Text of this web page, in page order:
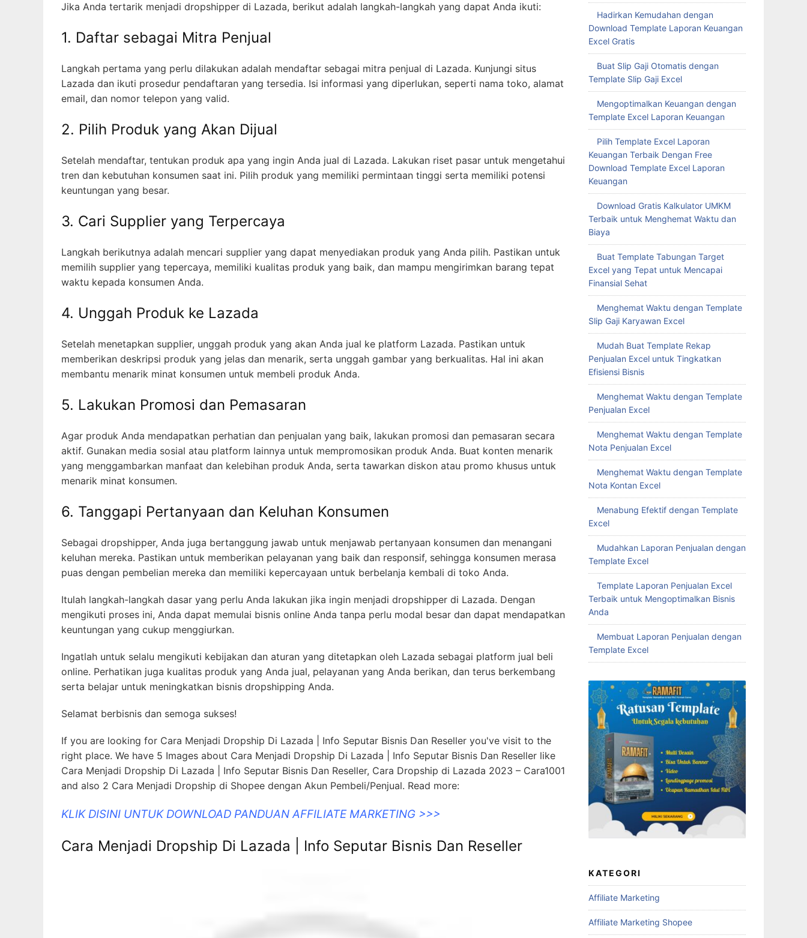
Jika Anda tertarik menjadi dropshipper di Lazada, berikut adalah langkah-langkah yang dapat Anda ikuti:
1. Daftar sebagai Mitra Penjual
Langkah pertama yang perlu dilakukan adalah mendaftar sebagai mitra penjual di Lazada. Kunjungi situs
Lazada dan ikuti prosedur pendaftaran yang tersedia. Isi informasi yang diperlukan, seperti nama toko, alamat
email, dan nomor telepon yang valid.
2. Pilih Produk yang Akan Dijual
Setelah mendaftar, tentukan produk apa yang ingin Anda jual di Lazada. Lakukan riset pasar untuk mengetahui
tren dan kebutuhan konsumen saat ini. Pilih produk yang memiliki permintaan tinggi serta memiliki potensi
keuntungan yang besar.
3. Cari Supplier yang Terpercaya
Langkah berikutnya adalah mencari supplier yang dapat menyediakan produk yang Anda pilih. Pastikan untuk
memilih supplier yang tepercaya, memiliki kualitas produk yang baik, dan mampu mengirimkan barang tepat
waktu kepada konsumen Anda.
4. Unggah Produk ke Lazada
Setelah menetapkan supplier, unggah produk yang akan Anda jual ke platform Lazada. Pastikan untuk
memberikan deskripsi produk yang jelas dan menarik, serta unggah gambar yang berkualitas. Hal ini akan
membantu menarik minat konsumen untuk membeli produk Anda.
5. Lakukan Promosi dan Pemasaran
Agar produk Anda mendapatkan perhatian dan penjualan yang baik, lakukan promosi dan pemasaran secara
aktif. Gunakan media sosial atau platform lainnya untuk mempromosikan produk Anda. Buat konten menarik
yang menggambarkan manfaat dan kelebihan produk Anda, serta tawarkan diskon atau promo khusus untuk
menarik minat konsumen.
6. Tanggapi Pertanyaan dan Keluhan Konsumen
Sebagai dropshipper, Anda juga bertanggung jawab untuk menjawab pertanyaan konsumen dan menangani
keluhan mereka. Pastikan untuk memberikan pelayanan yang baik dan responsif, sehingga konsumen merasa
puas dengan pembelian mereka dan memiliki kepercayaan untuk berbelanja kembali di toko Anda.
Itulah langkah-langkah dasar yang perlu Anda lakukan jika ingin menjadi dropshipper di Lazada. Dengan
mengikuti proses ini, Anda dapat memulai bisnis online Anda tanpa perlu modal besar dan dapat mendapatkan
keuntungan yang cukup menggiurkan.
Ingatlah untuk selalu mengikuti kebijakan dan aturan yang ditetapkan oleh Lazada sebagai platform jual beli
online. Perhatikan juga kualitas produk yang Anda jual, pelayanan yang Anda berikan, dan terus berkembang
serta belajar untuk meningkatkan bisnis dropshipping Anda.
Selamat berbisnis dan semoga sukses!
If you are looking for Cara Menjadi Dropship Di Lazada | Info Seputar Bisnis Dan Reseller you've visit to the
right place. We have 5 Images about Cara Menjadi Dropship Di Lazada | Info Seputar Bisnis Dan Reseller like
Cara Menjadi Dropship Di Lazada | Info Seputar Bisnis Dan Reseller, Cara Dropship di Lazada 2023 – Cara1001
and also 2 Cara Menjadi Dropship di Shopee dengan Akun Pembeli/Penjual. Read more:
KLIK DISINI UNTUK DOWNLOAD PANDUAN AFFILIATE MARKETING >>>
Cara Menjadi Dropship Di Lazada | Info Seputar Bisnis Dan Reseller
Hadirkan Kemudahan dengan
Download Template Laporan Keuangan
Excel Gratis
Buat Slip Gaji Otomatis dengan
Template Slip Gaji Excel
Mengoptimalkan Keuangan dengan
Template Excel Laporan Keuangan
Pilih Template Excel Laporan
Keuangan Terbaik Dengan Free
Download Template Excel Laporan
Keuangan
Download Gratis Kalkulator UMKM
Terbaik untuk Menghemat Waktu dan
Biaya
Buat Template Tabungan Target
Excel yang Tepat untuk Mencapai
Finansial Sehat
Menghemat Waktu dengan Template
Slip Gaji Karyawan Excel
Mudah Buat Template Rekap
Penjualan Excel untuk Tingkatkan
Efisiensi Bisnis
Menghemat Waktu dengan Template
Penjualan Excel
Menghemat Waktu dengan Template
Nota Penjualan Excel
Menghemat Waktu dengan Template
Nota Kontan Excel
Menabung Efektif dengan Template
Excel
Mudahkan Laporan Penjualan dengan
Template Excel
Template Laporan Penjualan Excel
Terbaik untuk Mengoptimalkan Bisnis
Anda
Membuat Laporan Penjualan dengan
Template Excel
KATEGORI
Affiliate Marketing
Affiliate Marketing Shopee